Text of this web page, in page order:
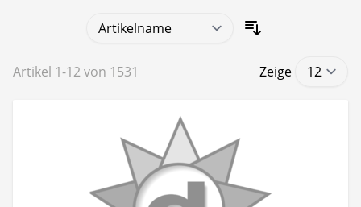
Artikel 1-12von 1531 Zeige